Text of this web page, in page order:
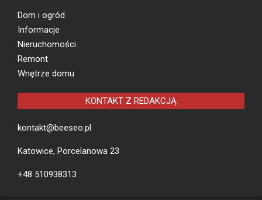
Dom i ogród
Informacje
Nieruchomości
Remont
Wnętrze domu
KONTAKT Z REDAKCJĄ
kontakt@beeseo.pl
Katowice, Porcelanowa 23
+48 510938313